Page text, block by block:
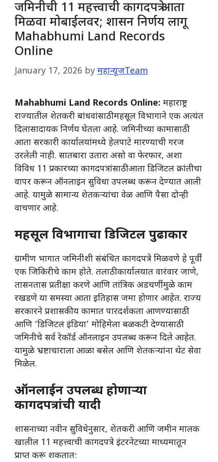
जमिनीची 11 महत्त्वाची कागदपत्रे आता
मिळवा मोबाईलवर; शासन निर्णय लागू
Mahabhumi Land Records
Online
January 17, 2026 by महान्यूजTeam
Mahabhumi Land Records Online: महाराष्ट्र
राज्यातील शेतकरी बांधवांसाठी महसूल विभागाने एक अत्यंत
दिलासादायक निर्णय घेतला आहे. जमिनीच्या कामासाठी
आता सरकारी कार्यालयांमध्ये हेलपाटे मारण्याची गरज
उरलेली नाही. सातबारा उतारा असो वा फेरफार, अशा
विविध 11 प्रकारच्या कागदपत्रांसाठी आता डिजिटल क्रांतीचा
वापर करून ऑनलाइन सुविधा उपलब्ध करून देण्यात आली
आहे. यामुळे सामान्य शेतकऱ्यांचा वेळ आणि पैसा दोन्ही
वाचणार आहे.
महसूल विभागाचा डिजिटल पुढाकार
​ग्रामीण भागात जमिनीशी संबंधित कागदपत्रे मिळवणे हे पूर्वी
एक जिकिरीचे काम होते. तलाठी कार्यालयात वारंवार जाणे,
तासनतास प्रतीक्षा करणे आणि तांत्रिक अडचणींमुळे काम
रखडणे या समस्या आता इतिहास जमा होणार आहेत. राज्य
सरकारने प्रशासकीय कामात पारदर्शकता आणण्यासाठी
आणि ‘डिजिटल इंडिया’ मोहिमेला बळकटी देण्यासाठी
जमिनीचे सर्व रेकॉर्ड ऑनलाइन उपलब्ध करून दिले आहेत.
यामुळे भ्रष्टाचाराला आळा बसेल आणि शेतकऱ्यांना थेट सेवा
मिळेल.
ऑनलाईन उपलब्ध होणाऱ्या
कागदपत्रांची यादी
​शासनाच्या नवीन सुविधेनुसार, शेतकरी आणि जमीन मालक
खालील 11 महत्त्वाची कागदपत्रे इंटरनेटच्या माध्यमातून
प्राप्त करू शकतात: